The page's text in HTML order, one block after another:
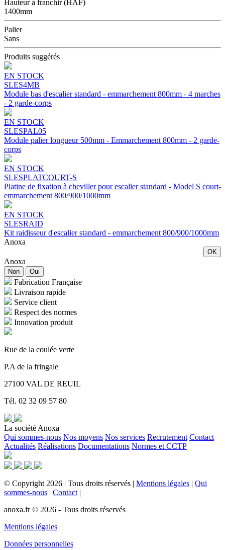
Hauteur à franchir (HAF)
1400mm
Palier
Sans
Produits suggérés
EN STOCK
SLES4MB
Module bas d'escalier standard - emmarchement 800mm - 4 marches
- 2 garde-corps
EN STOCK
SLESPAL05
Module palier longueur 500mm - Emmarchement 800mm - 2 garde-
corps
EN STOCK
SLESPLATCOURT-S
Platine de fixation à cheviller pour escalier standard - Model S court-
emmarchement 800/900/1000mm
EN STOCK
SLESRAID
Kit raidisseur d'escalier standard - emmarchement 800/900/1000mm
Anoxa
OK
Anoxa
Non Oui
Fabrication Française
Livraison rapide
Service client
Respect des normes
Innovation produit
Rue de la coulée verte
P.A de la fringale
27100 VAL DE REUIL
Tél. 02 32 09 57 80
La société Anoxa
Qui sommes-nous Nos moyens Nos services Recrutement Contact
Actualités Réalisations Documentations Normes et CCTP
© Copyright 2026 | Tous droits réservés | Mentions légales | Qui
sommes-nous | Contact |
anoxa.fr © 2026 - Tous droits réservés
Mentions légales
Données personnelles